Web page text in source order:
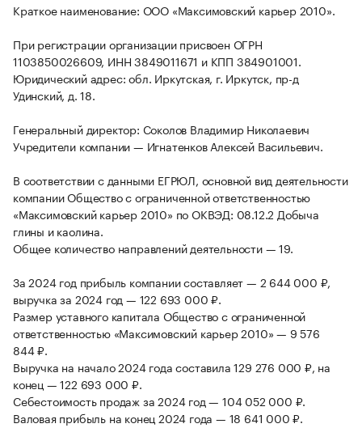
Краткое наименование: ООО «Максимовский карьер 2010».
При регистрации организации присвоен ОГРН
1103850026609, ИНН 3849011671 и КПП 384901001.
Юридический адрес: обл. Иркутская, г. Иркутск, пр-д
Удинский, д. 18.
Генеральный директор: Соколов Владимир Николаевич
Учредители компании — Игнатенков Алексей Васильевич.
В соответствии с данными ЕГРЮЛ, основной вид деятельности
компании Общество с ограниченной ответственностью
«Максимовский карьер 2010» по ОКВЭД: 08.12.2 Добыча
глины и каолина.
Общее количество направлений деятельности — 19.
За 2024 год прибыль компании составляет — 2 644 000 ₽,
выручка за 2024 год — 122 693 000 ₽.
Размер уставного капитала Общество с ограниченной
ответственностью «Максимовский карьер 2010» — 9 576
844 ₽.
Выручка на начало 2024 года составила 129 276 000 ₽, на
конец — 122 693 000 ₽.
Себестоимость продаж за 2024 год — 104 052 000 ₽.
Валовая прибыль на конец 2024 года — 18 641 000 ₽.